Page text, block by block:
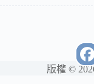
版權 ©